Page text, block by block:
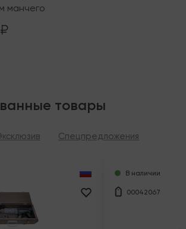
манчего
товары
Спецпредложения
В наличии
00042067